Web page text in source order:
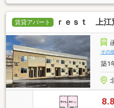
賃貸アパート ｒｅｓｔ 上江
その
築1